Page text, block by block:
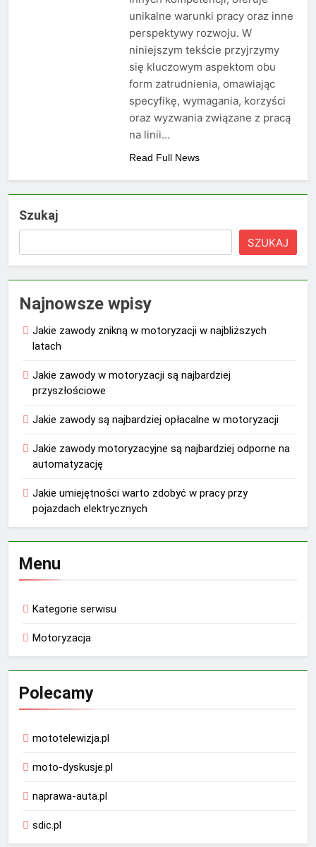
unikalne warunki pracy oraz inne
perspektywy rozwoju. W
niniejszym tekście przyjrzymy
się kluczowym aspektom obu
form zatrudnienia, omawiając
specyfikę, wymagania, korzyści
oraz wyzwania związane z pracą
na linii…
Read Full News
Szukaj
SZUKAJ
Najnowsze wpisy
Jakie zawody znikną w motoryzacji w najbliższych
latach
Jakie zawody w motoryzacji są najbardziej
przyszłościowe
Jakie zawody są najbardziej opłacalne w motoryzacji
Jakie zawody motoryzacyjne są najbardziej odporne na
automatyzację
Jakie umiejętności warto zdobyć w pracy przy
pojazdach elektrycznych
Menu
Kategorie serwisu
Motoryzacja
Polecamy
mototelewizja.pl
moto-dyskusje.pl
naprawa-auta.pl
sdic.pl